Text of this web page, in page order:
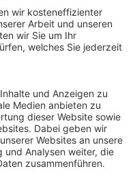
gemacht werden
Senatsverwaltung für
DE 114236103